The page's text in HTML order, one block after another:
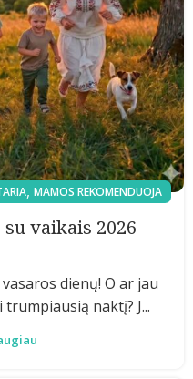
, MAMOS REKOMENDUOJA
vaikais 2026
dienų! O ar jau
naktį? J...